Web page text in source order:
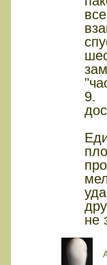
9.
не